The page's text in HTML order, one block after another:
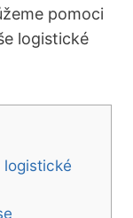
pomoci
logistické